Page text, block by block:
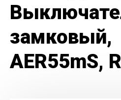
замковый,
AER55mS,